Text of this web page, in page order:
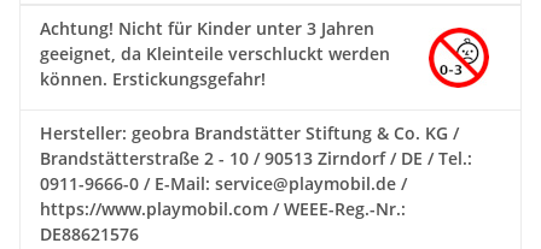
Achtung! Nicht für Kinder unter 3 Jahren
geeignet, da Kleinteile verschluckt werden
können. Erstickungsgefahr!
Hersteller: geobra Brandstätter Stiftung & Co. KG /
Brandstätterstraße 2 - 10 / 90513 Zirndorf / DE / Tel.:
0911-9666-0 / E-Mail: service@playmobil.de /
https://www.playmobil.com / WEEE-Reg.-Nr.:
DE88621576